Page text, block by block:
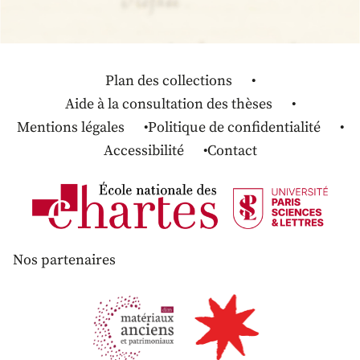
Plan des collections
Aide à la consultation des thèses
Mentions légales
Politique de confidentialité
Accessibilité
Contact
Nos partenaires